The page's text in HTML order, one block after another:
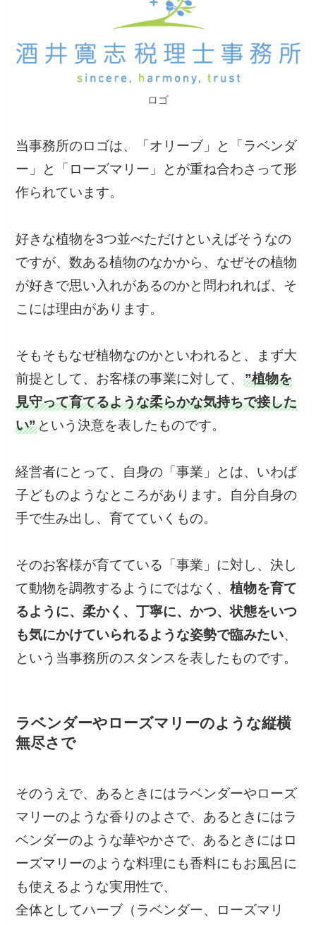
ロゴ
当事務所のロゴは、「オリーブ」と「ラベンダ
ー」と「ローズマリー」とが重ね合わさって形
作られています。
好きな植物を3つ並べただけといえばそうなの
ですが、数ある植物のなかから、なぜその植物
が好きで思い入れがあるのかと問われれば、そ
こには理由があります。
そもそもなぜ植物なのかといわれると、まず大
前提として、お客様の事業に対して、”植物を
見守って育てるような柔らかな気持ちで接した
い” という決意を表したものです。
経営者にとって、自身の「事業」とは、いわば
子どものようなところがあります。自分自身の
手で生み出し、育てていくもの。
そのお客様が育てている「事業」に対し、決し
て動物を調教するようにではなく、植物を育て
るように、柔かく、丁寧に、かつ、状態をいつ
も気にかけていられるような姿勢で臨みたい、
という当事務所のスタンスを表したものです。
ラベンダーやローズマリーのような縦横
無尽さで
そのうえで、あるときにはラベンダーやローズ
マリーのような香りのよさで、あるときにはラ
ベンダーのような華やかさで、あるときにはロ
ーズマリーのような料理にも香料にもお風呂に
も使えるような実用性で、
全体としてハーブ（ラベンダー、ローズマリ